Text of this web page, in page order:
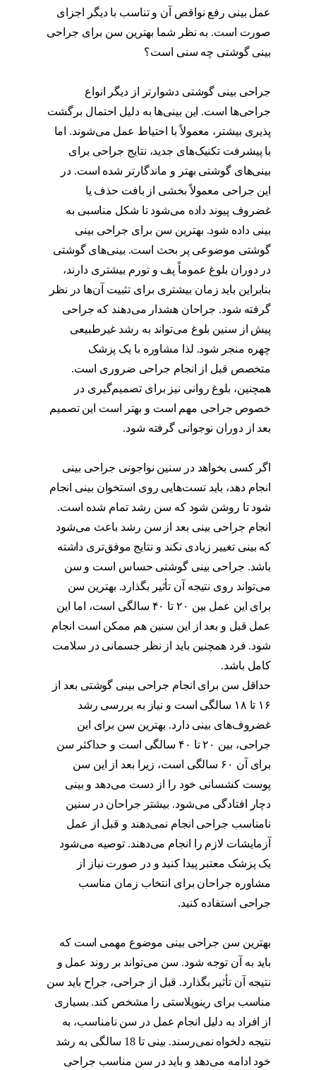
عمل بینی رفع نواقص آن و تناسب با دیگر اجزای
صورت است. به نظر شما بهترین سن برای جراحی
بینی گوشتی چه سنی است؟
جراحی بینی گوشتی دشوارتر از دیگر انواع
جراحی‌ها است. این بینی‌ها به دلیل احتمال برگشت
پذیری بیشتر، معمولاً با احتیاط عمل می‌شوند. اما
با پیشرفت تکنیک‌های جدید، نتایج جراحی برای
بینی‌های گوشتی بهتر و ماندگارتر شده است. در
این جراحی معمولاً بخشی از بافت حذف یا
غضروف پیوند داده می‌شود تا شکل مناسبی به
بینی داده شود. بهترین سن برای جراحی بینی
گوشتی موضوعی پر بحث است. بینی‌های گوشتی
در دوران بلوغ عموماً پف و تورم بیشتری دارند،
بنابراین باید زمان بیشتری برای تثبیت آن‌ها در نظر
گرفته شود. جراحان هشدار می‌دهند که جراحی
پیش از سنین بلوغ می‌تواند به رشد غیرطبیعی
چهره منجر شود. لذا مشاوره با یک پزشک
متخصص قبل از انجام جراحی ضروری است.
همچنین، بلوغ روانی نیز برای تصمیم‌گیری در
خصوص جراحی مهم است و بهتر است این تصمیم
بعد از دوران نوجوانی گرفته شود.
اگر کسی بخواهد در سنین نواجونی جراحی بینی
انجام دهد، باید تست‌هایی روی استخوان بینی انجام
شود تا روشن شود که سن رشد تمام شده است.
انجام جراحی بینی بعد از سن رشد باعث می‌شود
که بینی تغییر زیادی نکند و نتایج موفق‌تری داشته
باشد. جراحی بینی گوشتی حساس است و سن
می‌تواند روی نتیجه آن تأثیر بگذارد. بهترین سن
برای این عمل بین ۲۰ تا ۴۰ سالگی است، اما این
عمل قبل و بعد از این سنین هم ممکن است انجام
شود. فرد همچنین باید از نظر جسمانی در سلامت
کامل باشد.
حداقل سن برای انجام جراحی بینی گوشتی بعد از
۱۶ تا ۱۸ سالگی است و نیاز به بررسی رشد
غضروف‌های بینی دارد. بهترین سن برای این
جراحی، بین ۲۰ تا ۴۰ سالگی است و حداکثر سن
برای آن ۶۰ سالگی است، زیرا بعد از این سن
پوست کشسانی خود را از دست می‌دهد و بینی
دچار افتادگی می‌شود. بیشتر جراحان در سنین
نامناسب جراحی انجام نمی‌دهند و قبل از عمل
آزمایشات لازم را انجام می‌دهند. توصیه می‌شود
یک پزشک معتبر پیدا کنید و در صورت نیاز از
مشاوره جراحان برای انتخاب زمان مناسب
جراحی استفاده کنید.
بهترین سن جراحی بینی موضوع مهمی است که
باید به آن توجه شود. سن می‌تواند بر روند عمل و
نتیجه آن تأثیر بگذارد. قبل از جراحی، جراح باید سن
مناسب برای رینوپلاستی را مشخص کند. بسیاری
از افراد به دلیل انجام عمل در سن نامناسب، به
نتیجه دلخواه نمی‌رسند. بینی تا 18 سالگی به رشد
خود ادامه می‌دهد و باید در سن مناسب جراحی